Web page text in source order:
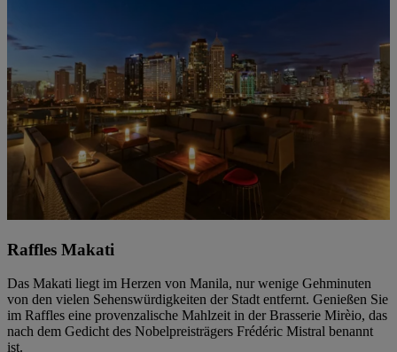
Raffles Makati
Das Makati liegt im Herzen von Manila, nur wenige Gehminuten
von den vielen Sehenswürdigkeiten der Stadt entfernt. Genießen Sie
im Raffles eine provenzalische Mahlzeit in der Brasserie Mirèio, das
nach dem Gedicht des Nobelpreisträgers Frédéric Mistral benannt
ist.